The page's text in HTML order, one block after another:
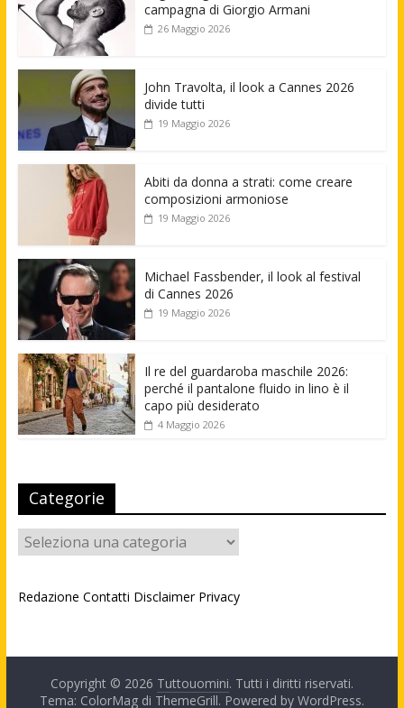
campagna di Giorgio Armani
26 Maggio 2026
John Travolta, il look a Cannes 2026
divide tutti
19 Maggio 2026
Abiti da donna a strati: come creare
composizioni armoniose
19 Maggio 2026
Michael Fassbender, il look al festival
di Cannes 2026
19 Maggio 2026
Il re del guardaroba maschile 2026:
perché il pantalone fluido in lino è il
capo più desiderato
4 Maggio 2026
Categorie
Categorie
Redazione Contatti Disclaimer Privacy
Copyright © 2026 Tuttouomini. Tutti i diritti riservati.
Tema: ColorMag di ThemeGrill. Powered by WordPress.